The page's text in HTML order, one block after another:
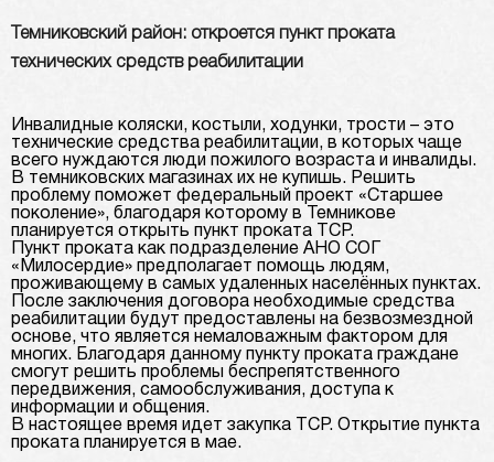
Темниковский район: откроется пункт проката
технических средств реабилитации
Инвалидные коляски, костыли, ходунки, трости – это
технические средства реабилитации, в которых чаще
всего нуждаются люди пожилого возраста и инвалиды.
В темниковских магазинах их не купишь. Решить
проблему поможет федеральный проект «Старшее
поколение», благодаря которому в Темникове
планируется открыть пункт проката ТСР.
Пункт проката как подразделение АНО СОГ
«Милосердие» предполагает помощь людям,
проживающему в самых удаленных населённых пунктах.
После заключения договора необходимые средства
реабилитации будут предоставлены на безвозмездной
основе, что является немаловажным фактором для
многих. Благодаря данному пункту проката граждане
смогут решить проблемы беспрепятственного
передвижения, самообслуживания, доступа к
информации и общения.
В настоящее время идет закупка ТСР. Открытие пункта
проката планируется в мае.